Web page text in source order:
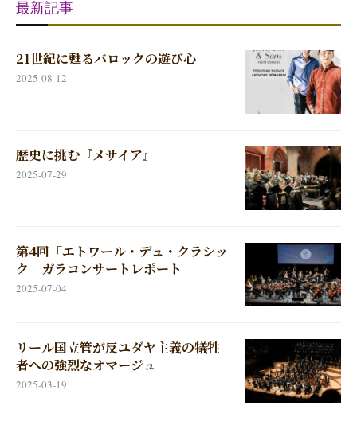
最新記事
21世紀に甦るバロックの遊び心
2025-08-12
歴史に挑む『メサイア』
2025-07-29
第4回「エトワール・デュ・クラシッ
ク」ガラコンサートレポート
2025-07-04
リール国立管が反ユダヤ主義の犠牲
者への強烈なオマージュ
2025-03-19